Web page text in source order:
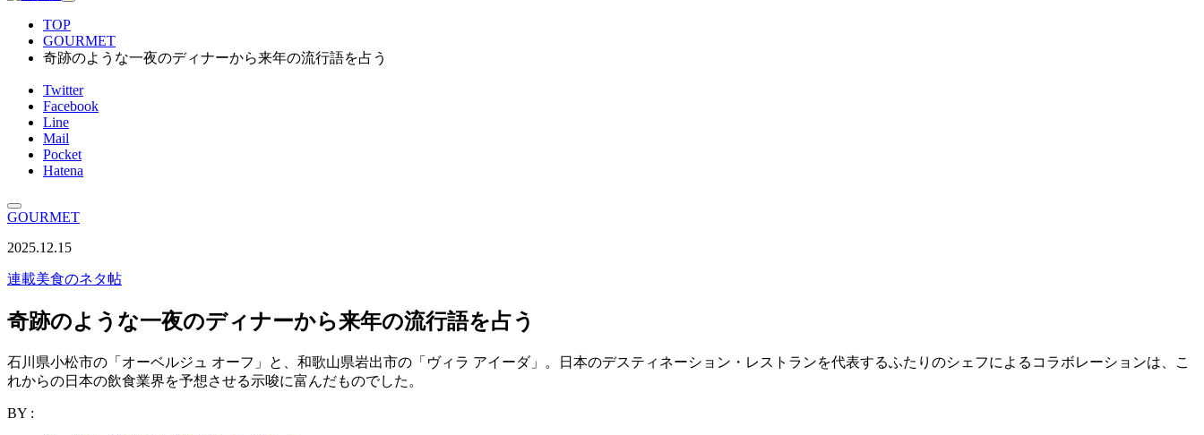
TOP
GOURMET
奇跡のような一夜のディナーから来年の流行語を占う
Twitter
Facebook
Line
Mail
Pocket
Hatena
GOURMET
2025.12.15
連載美食のネタ帖
奇跡のような一夜のディナーから来年の流行語を占う
石川県小松市の「オーベルジュ オーフ」と、和歌山県岩出市の「ヴィラ アイーダ」。日本のデスティネーション・レストランを代表するふたりのシェフによるコラボレーションは、こ
れからの日本の飲食業界を予想させる示唆に富んだものでした。
BY :